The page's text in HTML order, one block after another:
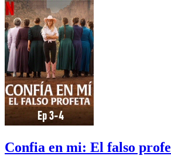
Confia en mi: El falso